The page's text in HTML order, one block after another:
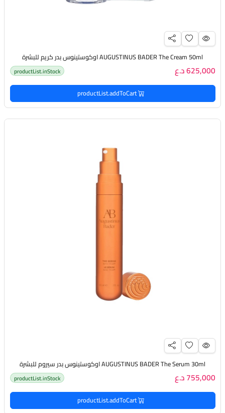
AUGUSTINUS BADER The Cream 50ml اوكوستينوس بدر كريم للبشرة
625,000 د.ع productList.inStock
productList.addToCart
AUGUSTINUS BADER The Serum 30ml اوكوستينوس بدر سيروم للبشرة
755,000 د.ع productList.inStock
productList.addToCart